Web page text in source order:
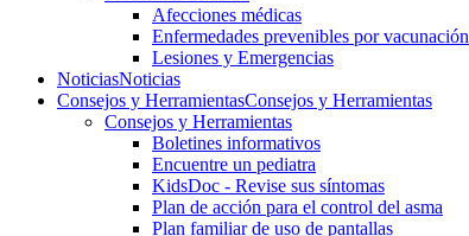
Afecciones médicas
Enfermedades prevenibles por vacunación
Lesiones y Emergencias
NoticiasNoticias
Consejos y HerramientasConsejos y Herramientas
Consejos y Herramientas
Boletines informativos
Encuentre un pediatra
KidsDoc - Revise sus síntomas
Plan de acción para el control del asma
Plan familiar de uso de pantallas